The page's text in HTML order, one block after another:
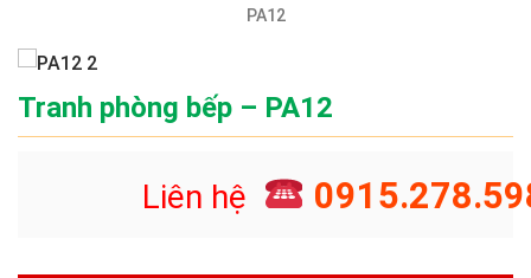
PA12
Tranh phòng bếp – PA12
Liên hệ